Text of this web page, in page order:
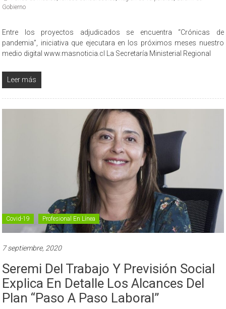
Gobierno
Entre los proyectos adjudicados se encuentra “Crónicas de
pandemia”, iniciativa que ejecutara en los próximos meses nuestro
medio digital www.masnoticia.cl La Secretaría Ministerial Regional
Leer más
Covid-19 Profesional En Línea
7 septiembre, 2020
Seremi Del Trabajo Y Previsión Social
Explica En Detalle Los Alcances Del
Plan “Paso A Paso Laboral”